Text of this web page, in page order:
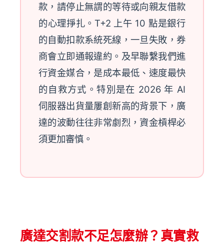
款，請停止無謂的等待或向親友借款
的心理掙扎。T+2 上午 10 點是銀行
的自動扣款系統死線，一旦失敗，券
商會立即通報違約。及早聯繫我們進
行資金媒合，是成本最低、速度最快
的自救方式。特別是在 2026 年 AI
伺服器出貨量屢創新高的背景下，廣
達的波動往往非常劇烈，資金槓桿必
須更加審慎。
廣達交割款不足怎麼辦？真實救